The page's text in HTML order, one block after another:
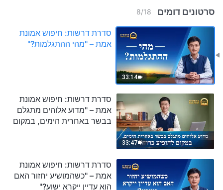
סרטונים דומים 8/18
33:14
סדרת דרשות: חיפוש אמונת
אמת – "מהי ההתגלמות?"
33:47
סדרת דרשות: חיפוש אמונת
אמת – "מדוע אלוהים מתגלם
בבשר באחרית הימים, במקום
סדרת דרשות: חיפוש אמונת
אמת – "כשהמושיע יחזור האם
הוא עדיין ייקרא ישוע?"